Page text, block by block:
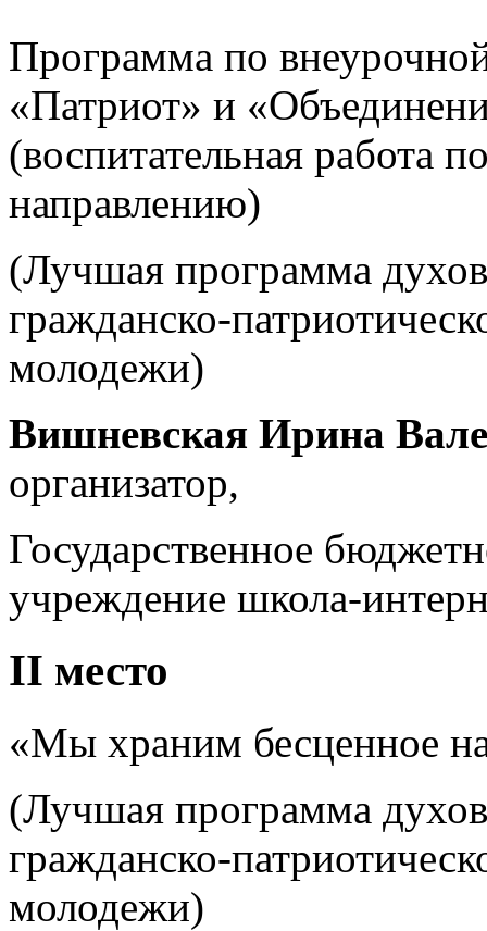
Программа по
«Патриот» и
(воспитательная работа
направлению)
(Лучшая программа
гражданско-
молодежи)
Вишневская Ирина
организатор,
Государственное
учреждение школа-
II место
«Мы храним бесценное
(Лучшая программа
гражданско-
молодежи)